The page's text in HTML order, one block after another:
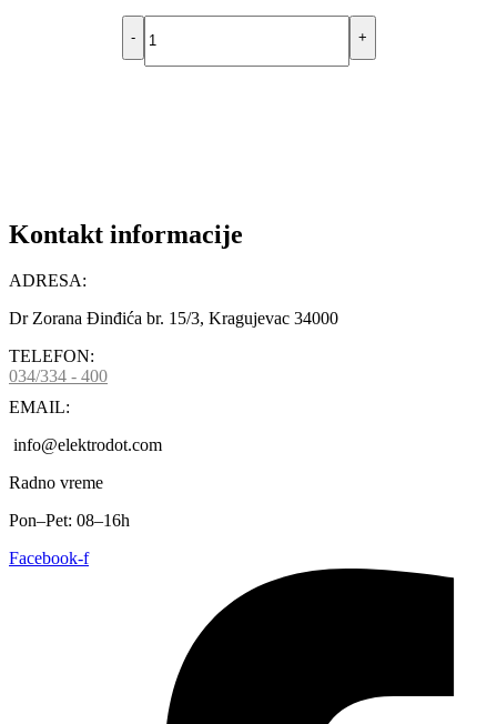
- +
Kontakt informacije
ADRESA:
Dr Zorana Đinđića br. 15/3, Kragujevac 34000
TELEFON:
034/334 - 400
EMAIL:
info@elektrodot.com
Radno vreme
Pon–Pet: 08–16h
Facebook-f